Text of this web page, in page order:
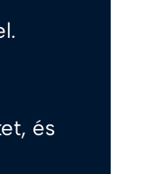
és